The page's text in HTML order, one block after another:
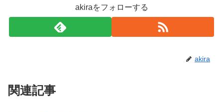
akiraをフォローする
akira
関連記事